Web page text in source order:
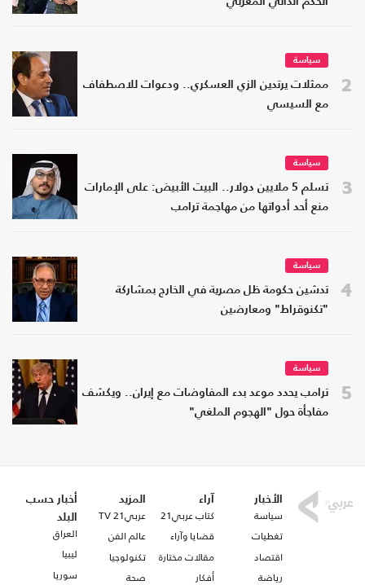
2
سياسة
ممثلات يرتدين الزي العسكري.. ودعوات للاصطفاف
مع السيسي
3
سياسة
تسلم 5 ملايين دولار.. البيت الأبيض: على الإمارات
منع أحد أدواتها من مهاجمة ترامب
4
سياسة
تدشين حكومة ظل مصرية في الخارج بمشاركة
"تكنوقراط" ومعارضين
5
سياسة
ترامب يحدد موعد بدء المفاوضات مع إيران.. ويكشف
مفاجأة حول "الهجوم الملغي"
الأخبار
سياسة
تغطيات
اقتصاد
رياضة
آراء
كتاب عربي21
قضايا وآراء
مقالات مختارة
أفكار
المزيد
عربي21 TV
عالم الفن
تكنولوجيا
صحة
أخبار حسب
البلد
العراق
ليبيا
سوريا